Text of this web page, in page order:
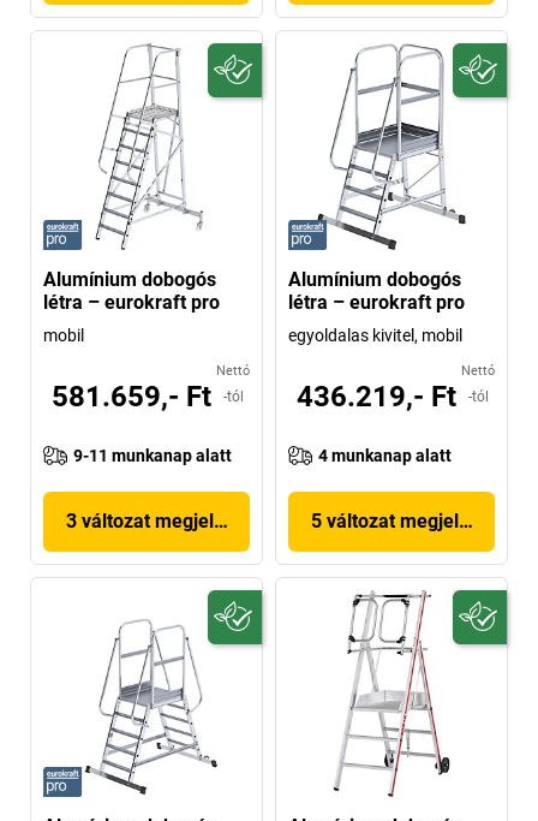
Alumínium dobogós
létra – eurokraft pro
mobil
Nettó
581.659,- Ft -tól
9-11 munkanap alatt
3 változat megjelenítése
Alumínium dobogós
létra – eurokraft pro
egyoldalas kivitel, mobil
Nettó
436.219,- Ft -tól
4 munkanap alatt
5 változat megjelenítése